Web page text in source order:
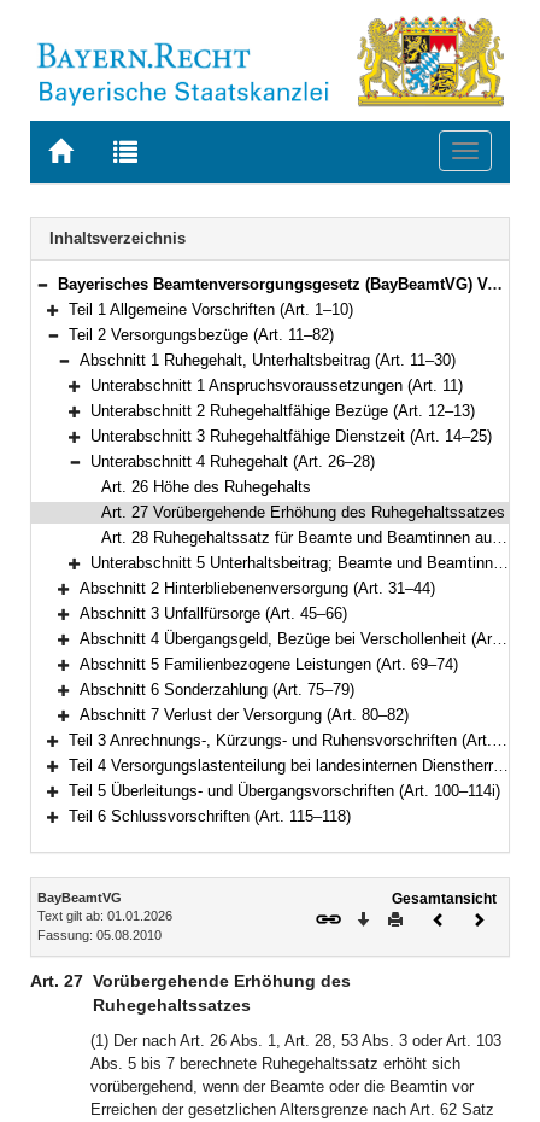
Zur
BAYERN.RECHT
Zur
letzten
Suche
Toggle
Navigation
Inhaltsverzeichnis
Bereich reduzieren
Bayerisches Beamtenversorgungsgesetz (BayBeamtVG) Vom 5. August 2010 (GVBl. S. 410, 528, 764) BayRS 2033-1-1-F (Art. 1–118)
Bereich erweitern
Teil 1 Allgemeine Vorschriften (Art. 1–10)
Bereich reduzieren
Teil 2 Versorgungsbezüge (Art. 11–82)
Bereich reduzieren
Abschnitt 1 Ruhegehalt, Unterhaltsbeitrag (Art. 11–30)
Bereich erweitern
Unterabschnitt 1 Anspruchsvoraussetzungen (Art. 11)
Bereich erweitern
Unterabschnitt 2 Ruhegehaltfähige Bezüge (Art. 12–13)
Bereich erweitern
Unterabschnitt 3 Ruhegehaltfähige Dienstzeit (Art. 14–25)
Bereich reduzieren
Unterabschnitt 4 Ruhegehalt (Art. 26–28)
Art. 26 Höhe des Ruhegehalts
Art. 27 Vorübergehende Erhöhung des Ruhegehaltssatzes
Art. 28 Ruhegehaltssatz für Beamte und Beamtinnen auf Zeit
Bereich erweitern
Unterabschnitt 5 Unterhaltsbeitrag; Beamte und Beamtinnen auf Probe und auf Zeit in leitender Funktion (Art. 29–30)
Bereich erweitern
Abschnitt 2 Hinterbliebenenversorgung (Art. 31–44)
Bereich erweitern
Abschnitt 3 Unfallfürsorge (Art. 45–66)
Bereich erweitern
Abschnitt 4 Übergangsgeld, Bezüge bei Verschollenheit (Art. 67–68)
Bereich erweitern
Abschnitt 5 Familienbezogene Leistungen (Art. 69–74)
Bereich erweitern
Abschnitt 6 Sonderzahlung (Art. 75–79)
Bereich erweitern
Abschnitt 7 Verlust der Versorgung (Art. 80–82)
Bereich erweitern
Teil 3 Anrechnungs-, Kürzungs- und Ruhensvorschriften (Art. 83–93)
Bereich erweitern
Teil 4 Versorgungslastenteilung bei landesinternen Dienstherrenwechseln (Art. 94–99a)
Bereich erweitern
Teil 5 Überleitungs- und Übergangsvorschriften (Art. 100–114i)
Teil 6 Schlussvorschriften (Art. 115–118)
Inhalt
BayBeamtVG
Text gilt ab: 01.01.2026
Fassung: 05.08.2010
Gesamtansicht
Download
DruckenVorheriges
Art. 27 Vorübergehende Erhöhung des
Ruhegehaltssatzes
(1) Der nach Art. 26 Abs. 1, Art. 28, 53 Abs. 3 oder Art. 103
Abs. 5 bis 7 berechnete Ruhegehaltssatz erhöht sich
vorübergehend, wenn der Beamte oder die Beamtin vor
Erreichen der gesetzlichen Altersgrenze nach Art. 62 Satz